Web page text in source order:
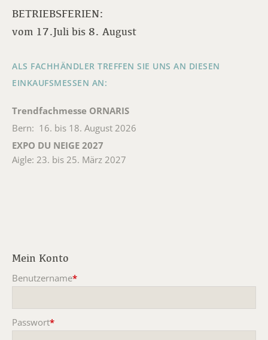
BETRIEBSFERIEN:
vom 17.Juli bis 8. August
ALS FACHHÄNDLER TREFFEN SIE UNS AN DIESEN
EINKAUFSMESSEN AN:
Trendfachmesse ORNARIS
Bern: 16. bis 18. August 2026
EXPO DU NEIGE 2027
Aigle: 23. bis 25. März 2027
Mein Konto
Benutzername*
Passwort*